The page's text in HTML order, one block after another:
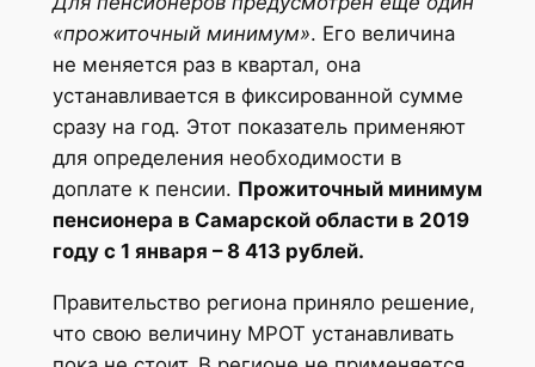
«прожиточный минимум». Его величина
не меняется раз в квартал, она
устанавливается в фиксированной сумме
сразу на год. Этот показатель применяют
для определения необходимости в
доплате к пенсии. Прожиточный минимум
пенсионера в Самарской области в 2019
году с 1 января – 8 413 рублей.
Правительство региона приняло решение,
что свою величину МРОТ устанавливать